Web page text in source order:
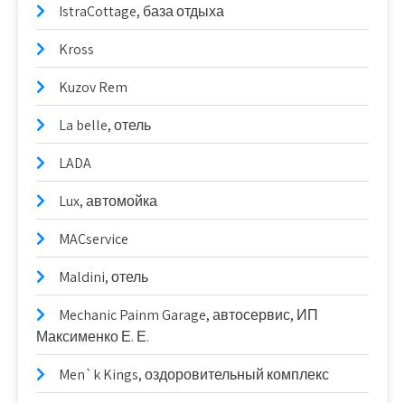
IstraCottage, база отдыха
Kross
Kuzov Rem
La belle, отель
LADA
Lux, автомойка
MACservice
Maldini, отель
Mechanic Painm Garage, автосервис, ИП
Максименко Е. Е.
Men`k Kings, оздоровительный комплекс